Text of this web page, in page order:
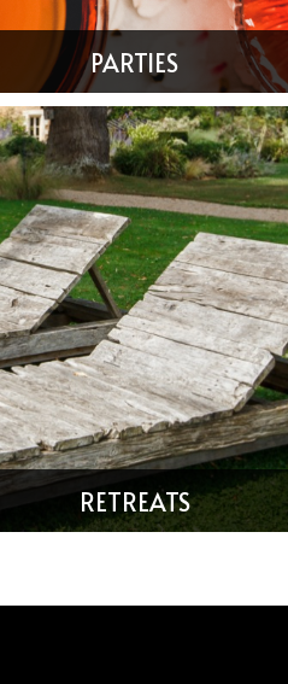
Grande Maison
Perriere
Bernards
du Pradie
Cloches
de la Barde
de La Salle
PARTIES
RETREATS